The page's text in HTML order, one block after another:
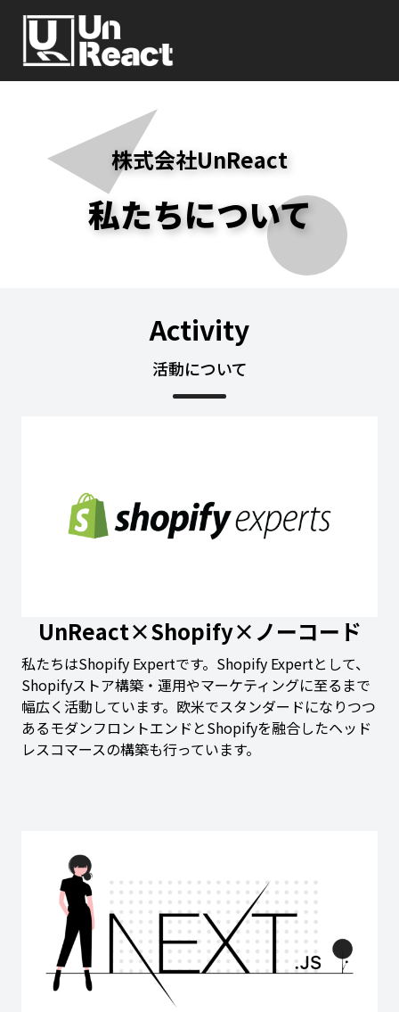
私たちについて
株式会社UnReact
Activity
活動について
UnReact×Shopify×ノーコード
私たちはShopify Expertです。Shopify Expertとして、
Shopifyストア構築・運用やマーケティングに至るまで
幅広く活動しています。欧米でスタンダードになりつつ
あるモダンフロントエンドとShopifyを融合したヘッド
レスコマースの構築も行っています。